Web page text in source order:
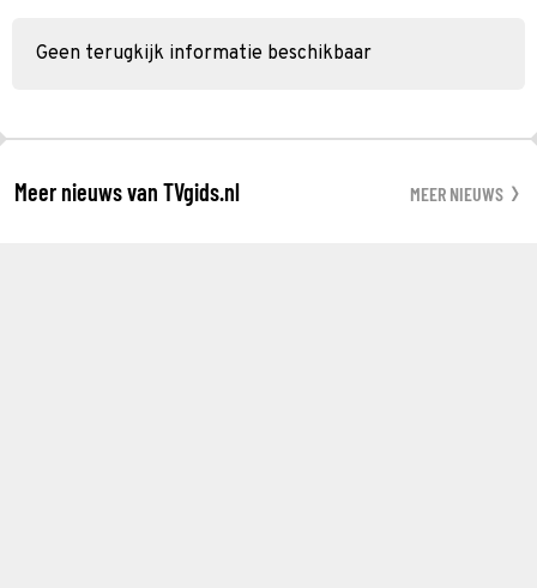
Geen terugkijk informatie beschikbaar
Meer nieuws van TVgids.nl MEER NIEUWS